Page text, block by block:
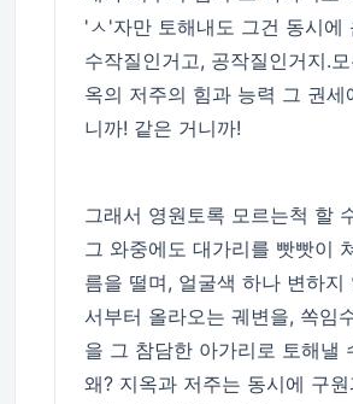
'ㅅ'자만 토해내도 그건 동시에
수작질인거고, 공작질인거지.
옥의 저주의 힘과 능력 그 권세
니까! 같은 거니까!
그래서 영원토록 모르는척 할
그 와중에도 대가리를 빳빳이
름을 떨며, 얼굴색 하나 변하지
서부터 올라오는 궤변을, 쏙임
을 그 참담한 아가리로 토해낼
왜? 지옥과 저주는 동시에 구